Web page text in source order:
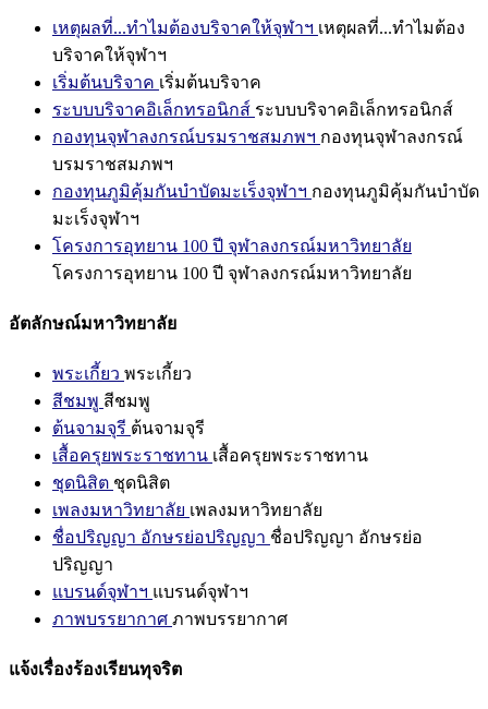
เหตุผลที่...ทำไมต้องบริจาคให้จุฬาฯ เหตุผลที่...ทำไมต้อง
บริจาคให้จุฬาฯ
เริ่มต้นบริจาค เริ่มต้นบริจาค
ระบบบริจาคอิเล็กทรอนิกส์ ระบบบริจาคอิเล็กทรอนิกส์
กองทุนจุฬาลงกรณ์บรมราชสมภพฯ กองทุนจุฬาลงกรณ์
บรมราชสมภพฯ
กองทุนภูมิคุ้มกันบำบัดมะเร็งจุฬาฯ กองทุนภูมิคุ้มกันบำบัด
มะเร็งจุฬาฯ
โครงการอุทยาน 100 ปี จุฬาลงกรณ์มหาวิทยาลัย
โครงการอุทยาน 100 ปี จุฬาลงกรณ์มหาวิทยาลัย
อัตลักษณ์มหาวิทยาลัย
พระเกี้ยว พระเกี้ยว
สีชมพู สีชมพู
ต้นจามจุรี ต้นจามจุรี
เสื้อครุยพระราชทาน เสื้อครุยพระราชทาน
ชุดนิสิต ชุดนิสิต
เพลงมหาวิทยาลัย เพลงมหาวิทยาลัย
ชื่อปริญญา อักษรย่อปริญญา ชื่อปริญญา อักษรย่อ
ปริญญา
แบรนด์จุฬาฯ แบรนด์จุฬาฯ
ภาพบรรยากาศ ภาพบรรยากาศ
แจ้งเรื่องร้องเรียนทุจริต